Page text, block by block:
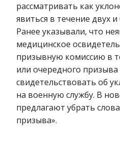
рассматривать как
явиться в течение двух
Ранее указывали, что
медицинское
призывную комиссию в
или очередного
свидетельствовать об
на военную службу. В
предлагают убрать
призыва».